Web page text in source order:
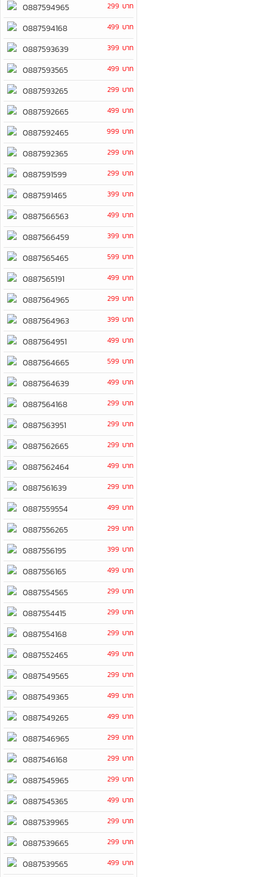
0887594965 299 บาท
0887594168 499 บาท
0887593639 399 บาท
0887593565 499 บาท
0887593265 299 บาท
0887592665 499 บาท
0887592465 999 บาท
0887592365 299 บาท
0887591599 299 บาท
0887591465 399 บาท
0887566563 499 บาท
0887566459 399 บาท
0887565465 599 บาท
0887565191 499 บาท
0887564965 299 บาท
0887564963 399 บาท
0887564951 499 บาท
0887564665 599 บาท
0887564639 499 บาท
0887564168 299 บาท
0887563951 299 บาท
0887562665 299 บาท
0887562464 499 บาท
0887561639 299 บาท
0887559554 499 บาท
0887556265 299 บาท
0887556195 399 บาท
0887556165 499 บาท
0887554565 299 บาท
0887554415 299 บาท
0887554168 299 บาท
0887552465 499 บาท
0887549565 299 บาท
0887549365 499 บาท
0887549265 499 บาท
0887546965 299 บาท
0887546168 299 บาท
0887545965 299 บาท
0887545365 499 บาท
0887539965 299 บาท
0887539665 299 บาท
0887539565 499 บาท